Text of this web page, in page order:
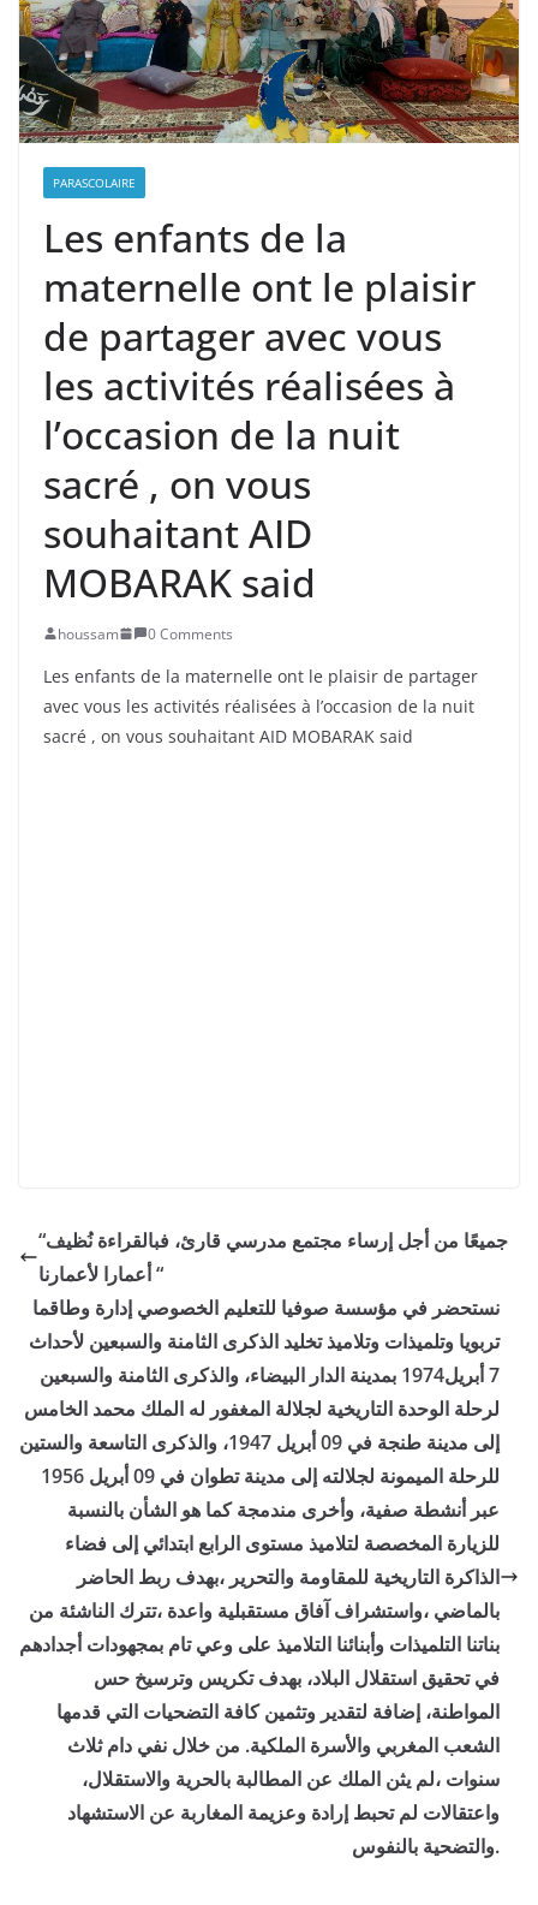
PARASCOLAIRE
Les enfants de la
maternelle ont le plaisir
de partager avec vous
les activités réalisées à
l’occasion de la nuit
sacré , on vous
souhaitant AID
MOBARAK said
houssam 0 Comments
Les enfants de la maternelle ont le plaisir de partager
avec vous les activités réalisées à l’occasion de la nuit
sacré , on vous souhaitant AID MOBARAK said
“جميعًا من أجل إرساء مجتمع مدرسي قارئ، فبالقراءة نُظيف
أعمارا لأعمارنا “
نستحضر في مؤسسة صوفيا للتعليم الخصوصي إدارة وطاقما
تربويا وتلميذات وتلاميذ تخليد الذكرى الثامنة والسبعين لأحداث
7 أبريل1974 بمدينة الدار البيضاء، والذكرى الثامنة والسبعين
لرحلة الوحدة التاريخية لجلالة المغفور له الملك محمد الخامس
إلى مدينة طنجة في 09 أبريل 1947، والذكرى التاسعة والستين
للرحلة الميمونة لجلالته إلى مدينة تطوان في 09 أبريل 1956
عبر أنشطة صفية، وأخرى مندمجة كما هو الشأن بالنسبة
للزيارة المخصصة لتلاميذ مستوى الرابع ابتدائي إلى فضاء
الذاكرة التاريخية للمقاومة والتحرير ،بهدف ربط الحاضر
بالماضي ،واستشراف آفاق مستقبلية واعدة ،تترك الناشئة من
بناتنا التلميذات وأبنائنا التلاميذ على وعي تام بمجهودات أجدادهم
في تحقيق استقلال البلاد، بهدف تكريس وترسيخ حس
المواطنة، إضافة لتقدير وتثمين كافة التضحيات التي قدمها
الشعب المغربي والأسرة الملكية. من خلال نفي دام ثلاث
سنوات ،لم يثن الملك عن المطالبة بالحرية والاستقلال،
واعتقالات لم تحبط إرادة وعزيمة المغاربة عن الاستشهاد
والتضحية بالنفوس.